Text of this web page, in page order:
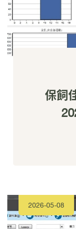
保飼
2026-05-08